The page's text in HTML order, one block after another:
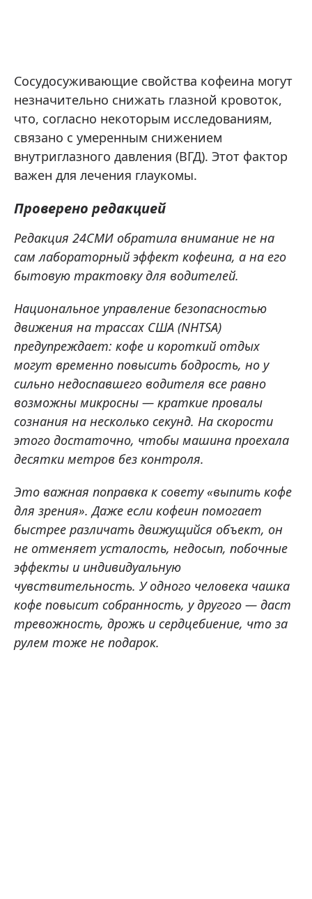
Сосудосуживающие свойства кофеина могут
незначительно снижать глазной кровоток,
что, согласно некоторым исследованиям,
связано с умеренным снижением
внутриглазного давления (ВГД). Этот фактор
важен для лечения глаукомы.
Проверено редакцией
Редакция 24СМИ обратила внимание не на
сам лабораторный эффект кофеина, а на его
бытовую трактовку для водителей.
Национальное управление безопасностью
движения на трассах США (NHTSA)
предупреждает: кофе и короткий отдых
могут временно повысить бодрость, но у
сильно недоспавшего водителя все равно
возможны микросны — краткие провалы
сознания на несколько секунд. На скорости
этого достаточно, чтобы машина проехала
десятки метров без контроля.
Это важная поправка к совету «выпить кофе
для зрения». Даже если кофеин помогает
быстрее различать движущийся объект, он
не отменяет усталость, недосып, побочные
эффекты и индивидуальную
чувствительность. У одного человека чашка
кофе повысит собранность, у другого — даст
тревожность, дрожь и сердцебиение, что за
рулем тоже не подарок.